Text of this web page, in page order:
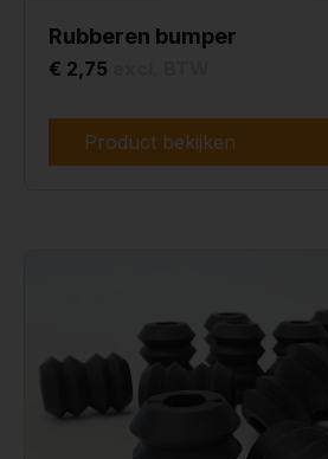
Rubberen bumper
€ 2,75
Product bekijken